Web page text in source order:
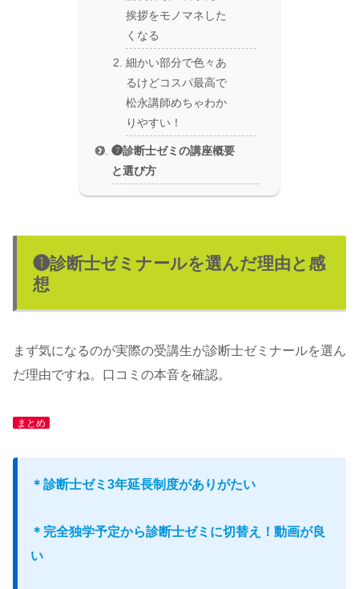
挨拶をモノマネした
くなる
細かい部分で色々あ
るけどコスパ最高で
松永講師めちゃわか
りやすい！
❼診断士ゼミの講座概要
と選び方
❶診断士ゼミナールを選んだ理由と感
想
まず気になるのが実際の受講生が診断士ゼミナールを選ん
だ理由ですね。口コミの本音を確認。
まとめ
＊診断士ゼミ3年延長制度がありがたい
＊完全独学予定から診断士ゼミに切替え！動画が良
い